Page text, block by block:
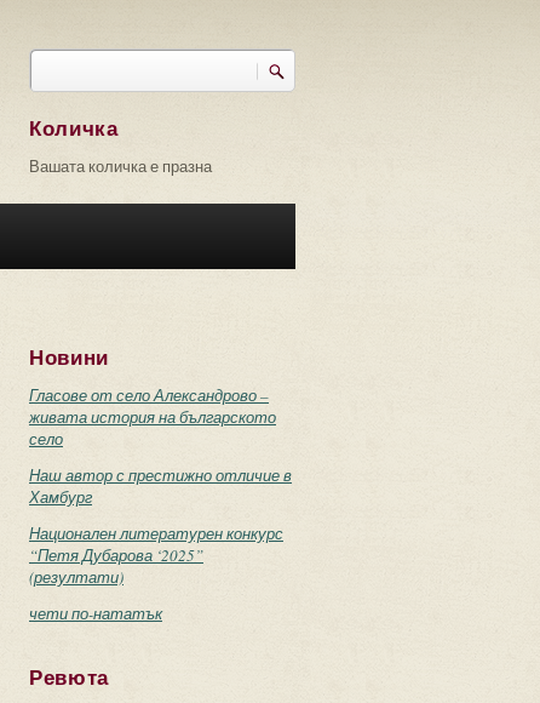
Търси
Количка
Вашата количка е празна
Новини
Гласове от село Александрово –
живата история на българското
село
Наш автор с престижно отличие в
Хамбург
Национален литературен конкурс
“Петя Дубарова ‘2025”
(резултати)
чети по-нататък
Ревюта